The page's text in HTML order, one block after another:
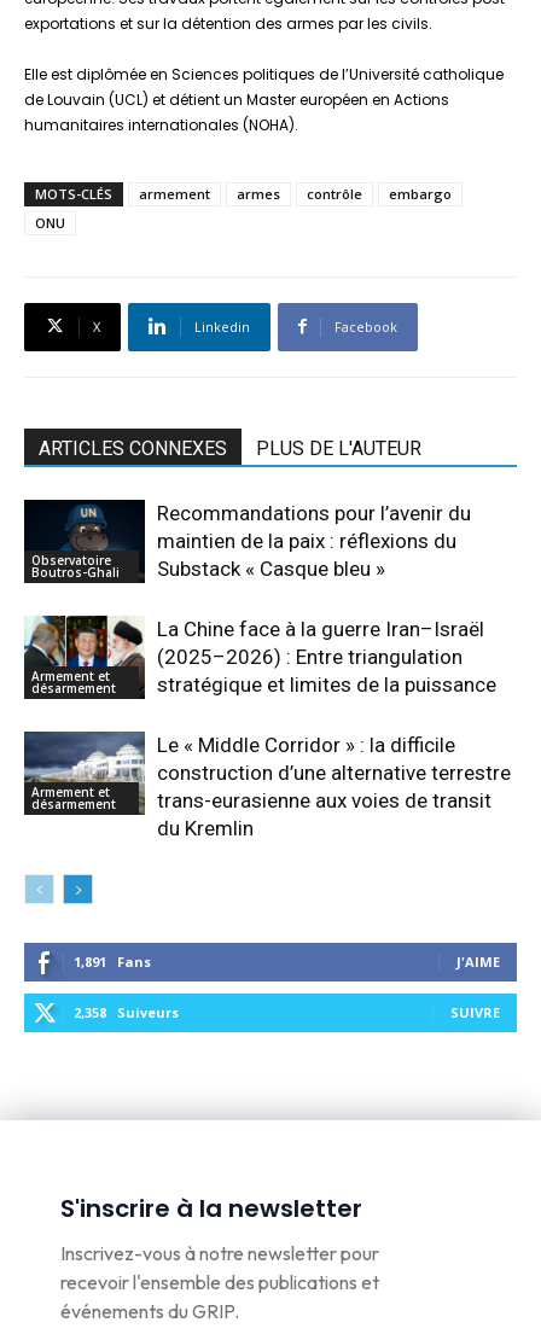
exportations et sur la détention des armes par les civils.
Elle est diplômée en Sciences politiques de l’Université catholique
de Louvain (UCL) et détient un Master européen en Actions
humanitaires internationales (NOHA).
MOTS-CLÉS armement armes contrôle
embargo
ONU
X Linkedin Facebook
ARTICLES CONNEXES PLUS DE L'AUTEUR
Observatoire
Boutros-Ghali
Recommandations pour l’avenir du
maintien de la paix : réflexions du
Substack « Casque bleu »
Armement et
désarmement
La Chine face à la guerre Iran–Israël
(2025–2026) : Entre triangulation
stratégique et limites de la puissance
Armement et
désarmement
Le « Middle Corridor » : la difficile
construction d’une alternative terrestre
trans-eurasienne aux voies de transit
du Kremlin
1,891 Fans J'AIME
2,358 Suiveurs SUIVRE
S'inscrire à la newsletter
Inscrivez-vous à notre newsletter pour
recevoir l'ensemble des publications et
événements du GRIP.